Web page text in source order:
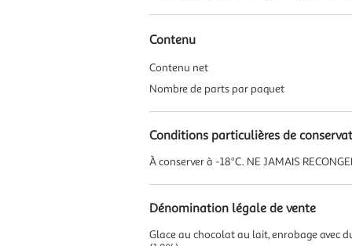
Contenu
Contenu net
Nombre de parts par paquet
Conditions particulières de
À conserver à -18°C. NE JAMAIS
Dénomination légale de vente
Glace au chocolat au lait, enrobage avec